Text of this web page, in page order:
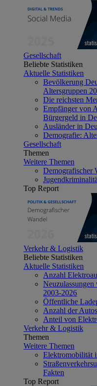
Gesellschaft
Beliebte Statistiken
Aktuelle Statistiken
Bevölkerung
Altersgruppen
Die reichsten
Empfänger von
Bürgergeld in
Ausländer in
Demografie:
Gesellschaft
Themen
Weitere Themen
Demografischer
Top Report
Verkehr & Logistik
Beliebte Statistiken
Aktuelle Statistiken
Anzahl
2003-2026
Öffentliche
Anzahl der
Anteil von
Verkehr & Logistik
Themen
Weitere Themen
Elektromobilität
Fakten
Top Report